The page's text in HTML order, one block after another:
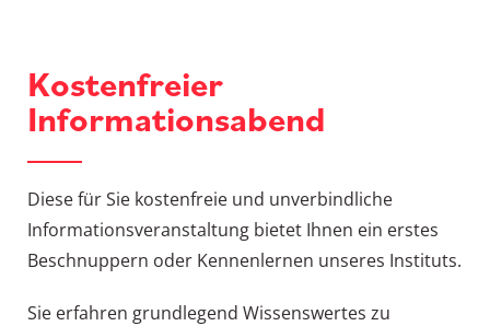
Kostenfreier
Informationsabend
Diese für Sie kostenfreie und unverbindliche
Informationsveranstaltung bietet Ihnen ein erstes
Beschnuppern oder Kennenlernen unseres Instituts.
Sie erfahren grundlegend Wissenswertes zu